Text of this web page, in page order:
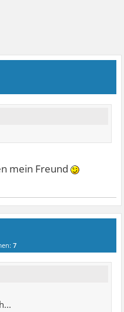
mein Freund
7